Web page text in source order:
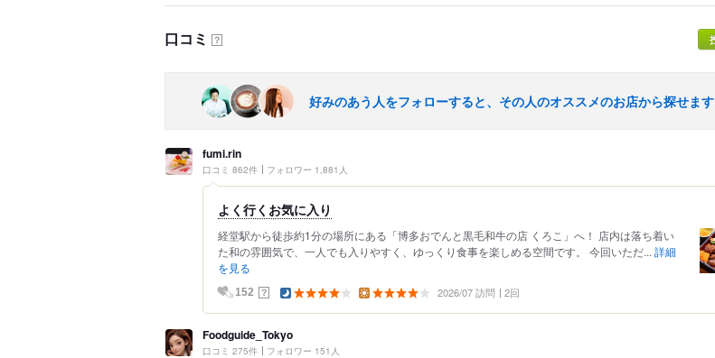
口コミ ？
好みのあう人をフォローすると、その人のオススメのお店から探せます
fumi.rin
口コミ 862件 フォロワー 1,881人
よく行くお気に入り
経堂駅から徒歩約1分の場所にある「博多おでんと黒毛和牛の店 くろこ」へ！ 店内は落ち着い
た和の雰囲気で、一人でも入りやすく、ゆっくり食事を楽しめる空間です。 今回いただ... 詳細
を見る
152 ？ 2026/07 訪問 2回
Foodguide_Tokyo
口コミ 275件 フォロワー 151人